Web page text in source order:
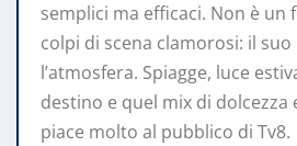
semplici ma efficaci. Non è un
colpi di scena clamorosi: il
l’atmosfera. Spiagge, luce
destino e quel mix di dolcezza
piace molto al pubblico di Tv8.